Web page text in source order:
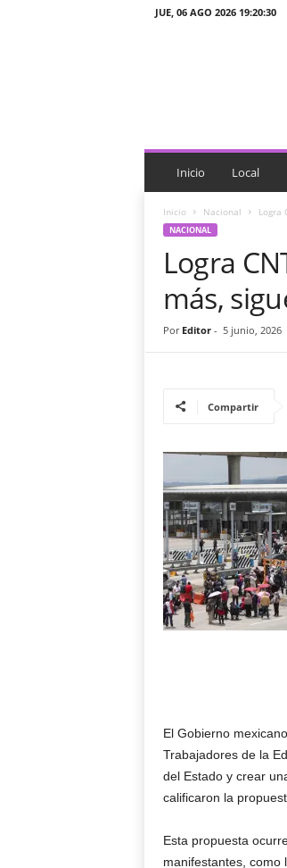
JUE, 06 AGO 2026 19:20:30
c
a
Inicio Local
Inicio Nacional Logra
NACIONAL
Logra
más,
Por Editor- 5 junio, 2026
Compartir
El Gobierno
Trabajadores de la
del Estado y crear
calificaron la
Esta propuesta
manifestantes, como